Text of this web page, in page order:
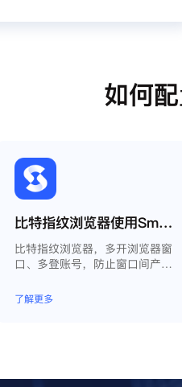
如何
比特指纹浏览器使用Smartproxy教程
比特指纹浏览器，多开浏览器窗
口、多登账号，防止窗口间产生
模拟独立的电脑信息，模拟不同
的IP地址，使得相互间完全环境
了解更多